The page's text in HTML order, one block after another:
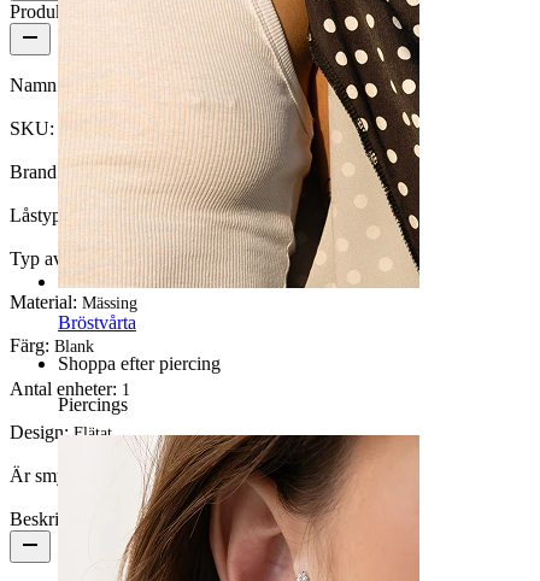
Bröstvårta
Shoppa efter piercing
Piercings
Produktdetaljer
Namn: Ear cuff med flätat mönster
SKU: Fake-129
Brand: Bodymod Moments
Låstyp:
Typ av smycke: Ear cuff
Material: Mässing
Färg: Blank
Antal enheter: 1
Design: Flätat
Är smycket pläterat?:Ja, hela smycket
Beskrivning